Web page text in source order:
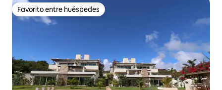
Favorito entre huéspedes
Favorito entre huéspedes